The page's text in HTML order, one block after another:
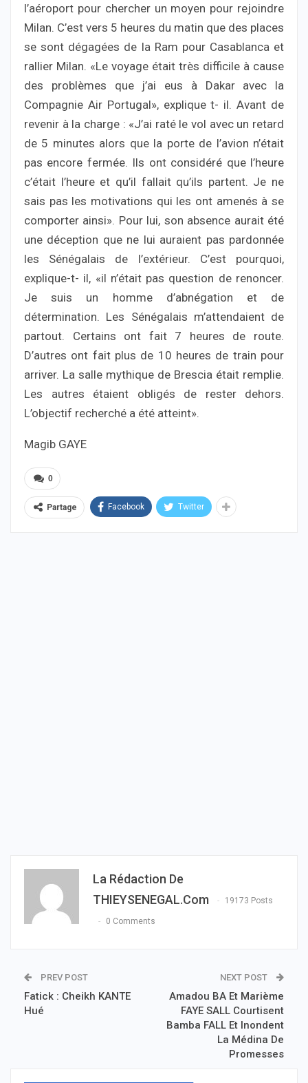
l’aéroport pour chercher un moyen pour rejoindre
Milan. C’est vers 5 heures du matin que des places
se sont dégagées de la Ram pour Casablanca et
rallier Milan. «Le voyage était très difficile à cause
des problèmes que j’ai eus à Dakar avec la
Compagnie Air Portugal», explique t- il. Avant de
revenir à la charge : «J’ai raté le vol avec un retard
de 5 minutes alors que la porte de l’avion n’était
pas encore fermée. Ils ont considéré que l’heure
c’était l’heure et qu’il fallait qu’ils partent. Je ne
sais pas les motivations qui les ont amenés à se
comporter ainsi». Pour lui, son absence aurait été
une déception que ne lui auraient pas pardonnée
les Sénégalais de l’extérieur. C’est pourquoi,
explique-t- il, «il n’était pas question de renoncer.
Je suis un homme d’abnégation et de
détermination. Les Sénégalais m’attendaient de
partout. Certains ont fait 7 heures de route.
D’autres ont fait plus de 10 heures de train pour
arriver. La salle mythique de Brescia était remplie.
Les autres étaient obligés de rester dehors.
L’objectif recherché a été atteint».
Magib GAYE
0
Partage Facebook Twitter
La Rédaction De
THIEYSENEGAL.com
19173 Posts
0 Comments
PREV POST
Fatick : Cheikh KANTE
Hué
NEXT POST
Amadou BA Et Marième
FAYE SALL Courtisent
Bamba FALL Et Inondent
La Médina De
Promesses